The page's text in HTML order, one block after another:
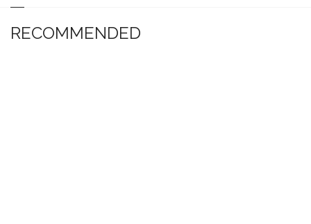
RECOMMENDED